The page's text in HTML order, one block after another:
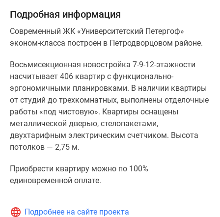
Подробная информация
Современный ЖК «Университетский Петергоф»
эконом-класса построен в Петродворцовом районе.
Восьмисекционная новостройка 7-9-12-этажности
насчитывает 406 квартир с функционально-
эргономичными планировками. В наличии квартиры
от студий до трехкомнатных, выполнены отделочные
работы «под чистовую». Квартиры оснащены
металлической дверью, стелопакетами,
двухтарифным электрическим счетчиком. Высота
потолков — 2,75 м.
Приобрести квартиру можно по 100%
единовременной оплате.
Подробнее на сайте проекта